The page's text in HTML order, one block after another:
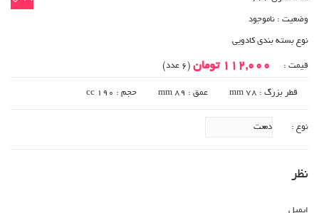
وضعیت : ناموجود
نوع بسته بندی کادویی
قیمت : 112,000 تومان (6 عدد)
قطر بزرگ : 78 mm عمق : 89 mm حجم : 190 cc
نوع :
نظر
ایمیل